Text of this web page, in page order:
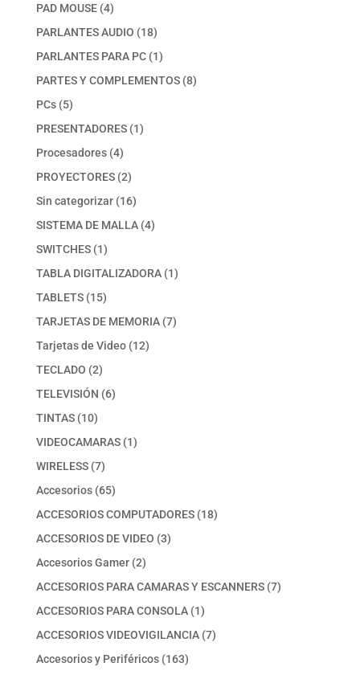
PAD MOUSE 44
productos
PARLANTES AUDIO 1818
productos
PARLANTES PARA PC 11
producto
PARTES Y COMPLEMENTOS 88
PCs 55
productos
PRESENTADORES 11
Procesadores 44
productos
PROYECTORES 22
productos
Sin categorizar 1616
productos
SISTEMA DE MALLA 44
SWITCHES 11
producto
TABLA DIGITALIZADORA 11
TABLETS 1515
productos
TARJETAS DE MEMORIA 77
Tarjetas de Video 1212
TECLADO 22
productos
TELEVISIÓN 66
TINTAS 1010
productos
VIDEOCAMARAS 11
WIRELESS 77
productos
Accesorios 6565
productos
ACCESORIOS COMPUTADORES 1818
ACCESORIOS DE VIDEO 33
Accesorios Gamer 22
productos
ACCESORIOS PARA CAMARAS Y ESCANNERS 77
ACCESORIOS PARA CONSOLA 11
producto
ACCESORIOS VIDEOVIGILANCIA 77
Accesorios y Periféricos 163163